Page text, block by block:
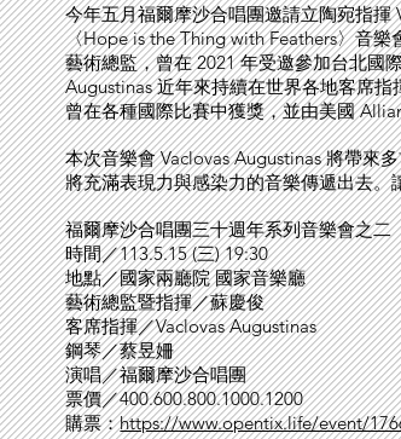
今年五月福爾摩沙合唱團邀請立陶宛指揮
〈Hope is the Thing with Feathers〉音
藝術總監，曾在 2021 年受邀參加台北國
Augustinas 近年來持續在世界各地客席
曾在各種國際比賽中獲獎，並由美國
本次音樂會 Vaclovas Augustinas 將帶來
將充滿表現力與感染力的音樂傳遞出去
福爾摩沙合唱團三十週年系列音樂會之二
時間／113.5.15 (三) 19:30
地點／國家兩廳院 國家音樂廳
藝術總監暨指揮／蘇慶俊
客席指揮／Vaclovas Augustinas
鋼琴／蔡昱姍
演唱／福爾摩沙合唱團
票價／400.600.800.1000.1200
購票：https://www.opentix.life/event/